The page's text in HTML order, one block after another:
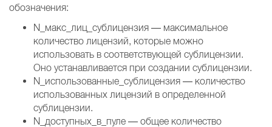
обозначения:
N_макс_лиц_сублицензия — максимальное
количество лицензий, которые можно
использовать в соответствующей сублицензии.
Оно устанавливается при создании сублицензии.
N_использованные_сублицензия — количество
использованных лицензий в определенной
сублицензии.
N_доступных_в_пуле — общее количество